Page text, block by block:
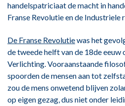
handelspatriciaat de macht in
Franse Revolutie en de Industriele
De Franse Revolutiewas het
de tweede helft van de 18de eeuw
Verlichting. Vooraanstaande
spoorden de mensen aan tot
zou de mens onwetend blijven
op eigen gezag, dus niet onder